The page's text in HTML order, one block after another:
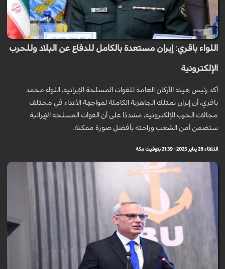
اللواء باقري: إيران مستعدة بالكامل للدفاع عن البلاد وللحرب
الإلكترونية
أكد رئيس هيئة الأركان العامة للقوات المسلحة الإيرانية، اللواء محمد
باقري، أن إيران تمتلك الجاهزية الكاملة لمواجهة الأعداء في مختلف
مجالات الحرب الإلكترونية، مشددًا على أن القوات المسلحة الإيرانية
ستضمن أمن الشعب وراحته بأفضل صورة ممكنة.
الثلاثاء 28 يناير 2025 - 21:39 بتوقيت مكة